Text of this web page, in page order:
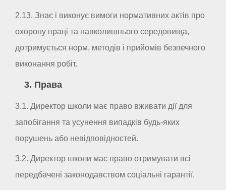
2.13. Знає і виконує вимоги нормативних актів про
охорону праці та навколишнього середовища,
дотримується норм, методів і прийомів безпечного
виконання робіт.
3. Права
3.1. Директор школи має право вживати дії для
запобігання та усунення випадків будь-яких
порушень або невідповідностей.
3.2. Директор школи має право отримувати всі
передбачені законодавством соціальні гарантії.